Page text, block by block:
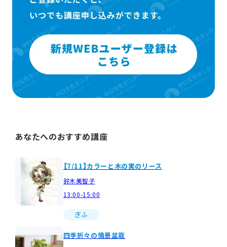
あなたへのおすすめ講座
【7/11】カラーと木の実のリース
鈴木美智子
13:00-15:00
ぎふ
四季折々の情景盆栽